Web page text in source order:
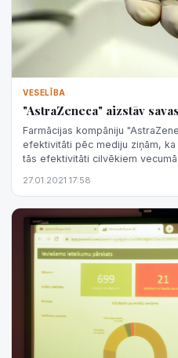
VESELĪBA
"AstraZeneca" aizstāv
Farmācijas kompāniju
efektivitāti pēc mediju ziņām,
tās efektivitāti cilvēkiem
27.01.2021 17:58